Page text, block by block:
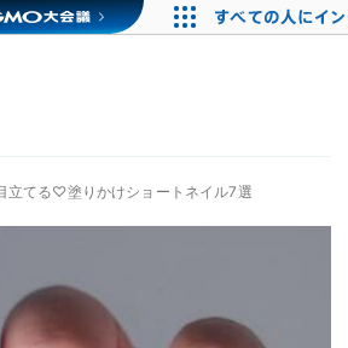
立てる♡塗りかけショートネイル7選